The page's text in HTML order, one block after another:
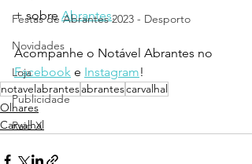
Festas de Abrantes 2023 - Desporto
Novidades
Loja
Publicidade
Raio X
+ sobre Abrantes.
Acompanhe o Notável Abrantes no
Facebook e Instagram!
notavelabrantesabrantescarvalhal
Olhares
Carvalhal